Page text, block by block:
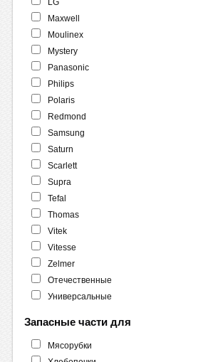
Maxwell
Moulinex
Mystery
Panasonic
Philips
Polaris
Redmond
Samsung
Saturn
Scarlett
Supra
Tefal
Thomas
Vitek
Vitesse
Zelmer
Отечественные
Универсальные
Запасные части для
Мясорубки